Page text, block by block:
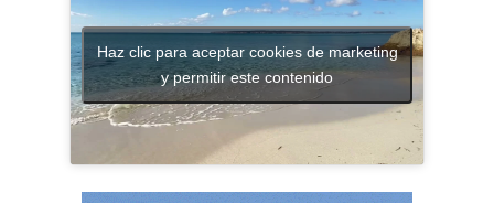
Haz clic para aceptar cookies de marketing
y permitir este contenido